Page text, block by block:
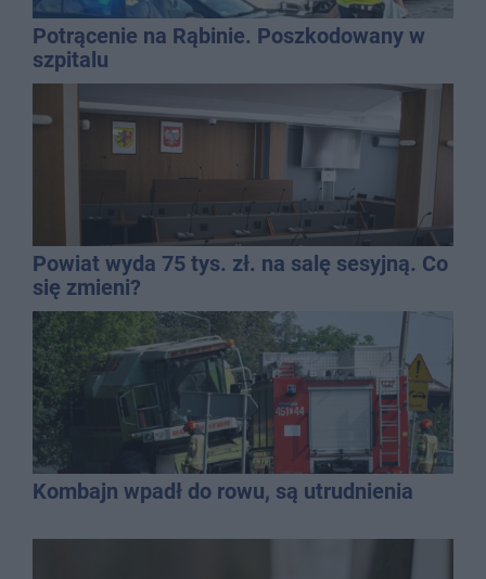
Potrącenie na Rąbinie. Poszkodowany w
szpitalu
Powiat wyda 75 tys. zł. na salę sesyjną. Co
się zmieni?
Kombajn wpadł do rowu, są utrudnienia